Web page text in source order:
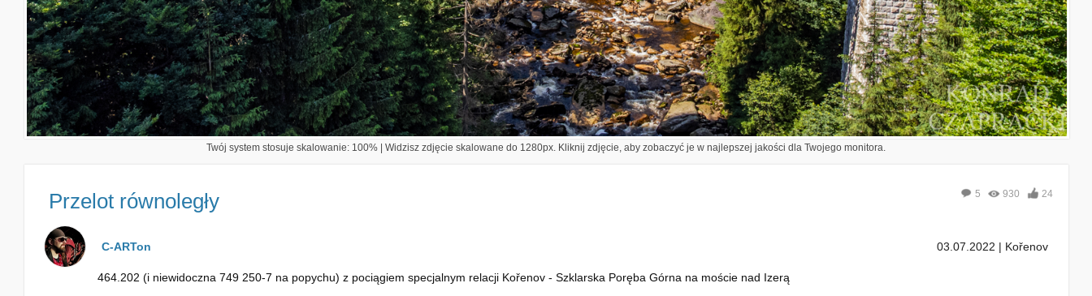
Twój system stosuje skalowanie: 100% | Widzisz zdjęcie skalowane do 1280px. Kliknij zdjęcie, aby zobaczyć je w najlepszej jakości dla Twojego monitora.
Przelot równoległy 5 930 24
C-ARTon 03.07.2022 | Kořenov
464.202 (i niewidoczna 749 250-7 na popychu) z pociągiem specjalnym relacji Kořenov - Szklarska Poręba Górna na moście nad Izerą